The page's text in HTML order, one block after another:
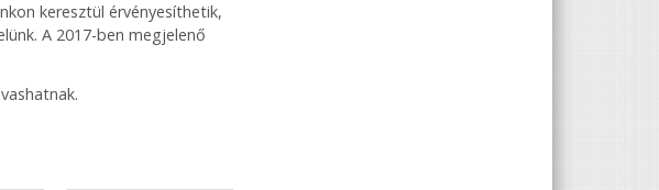
keresztül érvényesíthetik,
A 2017-ben megjelenő
is external)